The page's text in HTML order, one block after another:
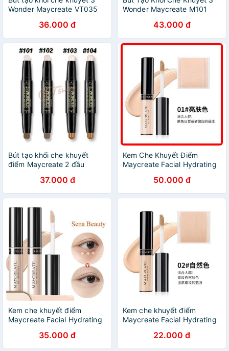
Wonder Maycreate VT035
36.000 đ
Wonder Maycreate M101
43.000 đ
Bút tạo khối che khuyết
điểm Maycreate 2 đầu
37.000 đ
Kem Che Khuyết Điểm
Maycreate Facial Hydrating
50.000 đ
Kem che khuyết điểm
Maycreate Facial Hydrating
35.000 đ
Kem che khuyết điểm
Maycreate Facial Hydrating
22.000 đ